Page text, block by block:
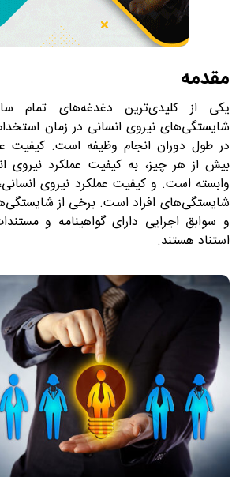
مقدمه
یکی از کلیدی‌ترین دغدغه‌های تمام
شایستگی‌های نیروی انسانی در زمان
در طول دوران انجام وظیفه است. کیفیت
بیش از هر چیز، به کیفیت عملکرد نیروی
وابسته است. و کیفیت عملکرد نیروی انسانی،
شایستگی‌های افراد است. برخی از
و سوابق اجرایی دارای گواهینامه و
استناد هستند.